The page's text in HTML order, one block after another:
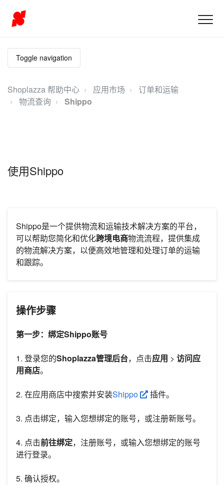
Toggle navigation
Shoplazza 帮助中心 应用市场
订单和运输
物流查询
Shippo
使用Shippo
Shippo是一个提供物流和运输技术解决方案的平台，
可以帮助您简化和优化跨境电商物流流程，提供集成
的物流解决方案，以便高效地管理和处理订单的运输
和跟踪。
操作步骤
第一步：绑定Shippo账号
1. 登录您的Shoplazza管理后台，点击应用 > 访问应
用商店。
2. 在应用商店中搜索并安装Shippo 插件。
3. 点击绑定，输入您想绑定的账号，或注册新账号。
4. 点击前往绑定，注册账号，或输入您想绑定的账号
进行登录。
5. 确认授权。